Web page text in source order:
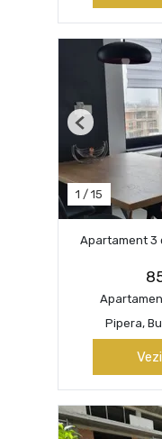
1 / 15
Previous
Apartament 3
Pipera,